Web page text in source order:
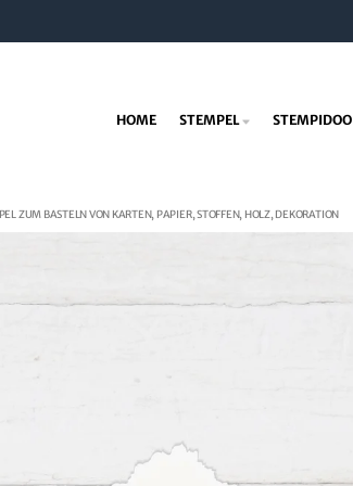
HOME STEMPEL STEMPIDOO
ZUM BASTELN VON KARTEN, PAPIER, STOFFEN, HOLZ, DEKORATION